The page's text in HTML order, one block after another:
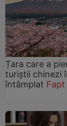
Țara care a
turiștii chinezi
întâmplat